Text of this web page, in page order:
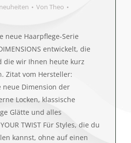
Von Theo
neue Haarpflege-Serie
entwickelt, die
die wir Ihnen heute kurz
Zitat vom Hersteller:
neue Dimension der
Locken, klassische
Glätte und alles
TWIST Für Styles, die du
kannst, ohne auf einen